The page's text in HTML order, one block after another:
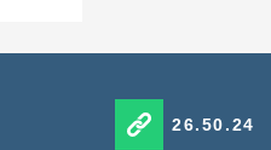
26.50.24